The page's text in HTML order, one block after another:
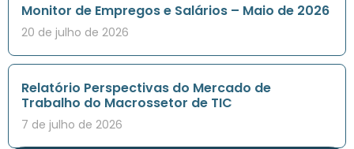
Monitor de Empregos e Salários – Maio de 2026
20 de julho de 2026
Relatório Perspectivas do Mercado de
Trabalho do Macrossetor de TIC
7 de julho de 2026